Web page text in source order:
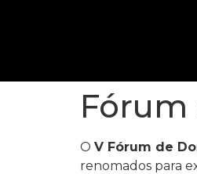
O V Fórum de
renomados para